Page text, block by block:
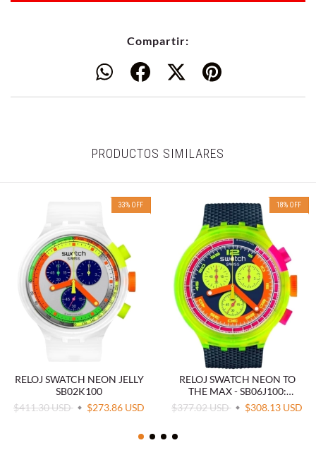
Compartir:
PRODUCTOS SIMILARES
33% OFF
RELOJ SWATCH NEON JELLY
SB02K100
$411.30 USD
$273.86 USD
18% OFF
RELOJ SWATCH NEON TO
THE MAX - SB06J100:
AUDACIA Y ESTILO
$377.02 USD $308.13 USD